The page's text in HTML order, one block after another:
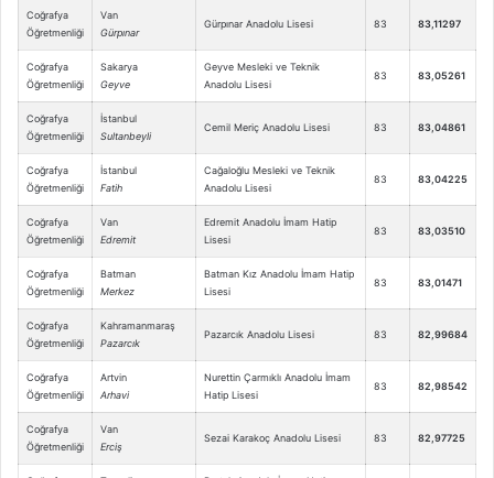
Coğrafya
Öğretmenliği
Van
Gürpınar
Gürpınar Anadolu Lisesi 83 83,11297
Coğrafya
Öğretmenliği
Sakarya
Geyve
Geyve Mesleki ve Teknik
Anadolu Lisesi
83 83,05261
Coğrafya
Öğretmenliği
İstanbul
Sultanbeyli
Cemil Meriç Anadolu Lisesi 83 83,04861
Coğrafya
Öğretmenliği
İstanbul
Fatih
Cağaloğlu Mesleki ve Teknik
Anadolu Lisesi
83 83,04225
Coğrafya
Öğretmenliği
Van
Edremit
Edremit Anadolu İmam Hatip
Lisesi
83 83,03510
Coğrafya
Öğretmenliği
Batman
Merkez
Batman Kız Anadolu İmam Hatip
Lisesi
83 83,01471
Coğrafya
Öğretmenliği
Kahramanmaraş
Pazarcık
Pazarcık Anadolu Lisesi 83 82,99684
Coğrafya
Öğretmenliği
Artvin
Arhavi
Nurettin Çarmıklı Anadolu İmam
Hatip Lisesi
83 82,98542
Coğrafya
Öğretmenliği
Van
Erciş
Sezai Karakoç Anadolu Lisesi 83 82,97725